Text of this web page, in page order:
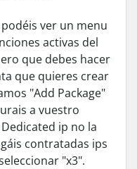
ver un menu
activas del
que debes hacer
que quieres crear
"Add Package"
a vuestro
ip no la
contratadas ips
"x3".